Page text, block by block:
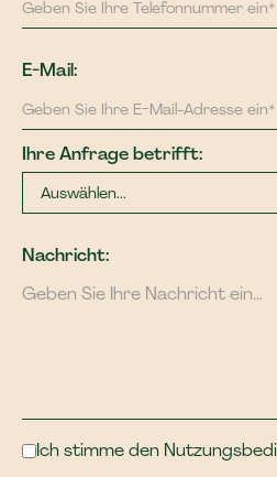
E-Mail:
Ihre Anfrage betrifft:
Nachricht:
Ich stimme den